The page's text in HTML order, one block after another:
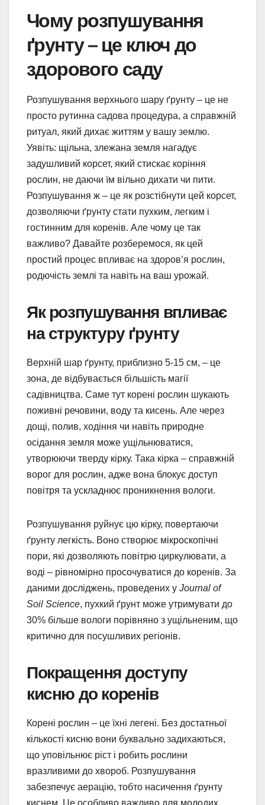
Чому розпушування
ґрунту – це ключ до
здорового саду
Розпушування верхнього шару ґрунту – це не
просто рутинна садова процедура, а справжній
ритуал, який дихає життям у вашу землю.
Уявіть: щільна, злежана земля нагадує
задушливий корсет, який стискає коріння
рослин, не даючи їм вільно дихати чи пити.
Розпушування ж – це як розстібнути цей корсет,
дозволяючи ґрунту стати пухким, легким і
гостинним для коренів. Але чому це так
важливо? Давайте розберемося, як цей
простий процес впливає на здоров’я рослин,
родючість землі та навіть на ваш урожай.
Як розпушування впливає
на структуру ґрунту
Верхній шар ґрунту, приблизно 5-15 см, – це
зона, де відбувається більшість магії
садівництва. Саме тут корені рослин шукають
поживні речовини, воду та кисень. Але через
дощі, полив, ходіння чи навіть природне
осідання земля може ущільнюватися,
утворюючи тверду кірку. Така кірка – справжній
ворог для рослин, адже вона блокує доступ
повітря та ускладнює проникнення вологи.
Розпушування руйнує цю кірку, повертаючи
ґрунту легкість. Воно створює мікроскопічні
пори, які дозволяють повітрю циркулювати, а
воді – рівномірно просочуватися до коренів. За
даними досліджень, проведених у Journal of
Soil Science, пухкий ґрунт може утримувати до
30% більше вологи порівняно з ущільненим, що
критично для посушливих регіонів.
Покращення доступу
кисню до коренів
Корені рослин – це їхні легені. Без достатньої
кількості кисню вони буквально задихаються,
що уповільнює ріст і робить рослини
вразливими до хвороб. Розпушування
забезпечує аерацію, тобто насичення ґрунту